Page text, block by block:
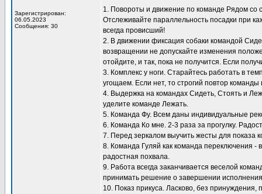
Зарегистрирован:
06.05.2023
Сообщения: 30
1. Повороты и движение по команде Рядом со
Отслеживайте параллельность посадки при
всегда провисший!
2. В движении фиксация собаки командой
возвращении не допускайте изменения
отойдите, и так, пока не получится. Если
3. Комплекс у ноги. Старайтесь работать в
угощаем. Если нет, то строгий повтор
4. Выдержка на командах Сидеть, Стоять и
уделите команде Лежать.
5. Команда Фу. Всем даны индивидуальные
6. Команда Ко мне. 2-3 раза за прогулку.
7. Перед зеркалом выучить жесты для показа
8. Команда Гуляй как команда переключения -
радостная похвала.
9. Работа всегда заканчивается веселой
принимать решение о завершении
10. Показ прикуса. Ласково, без принуждения,